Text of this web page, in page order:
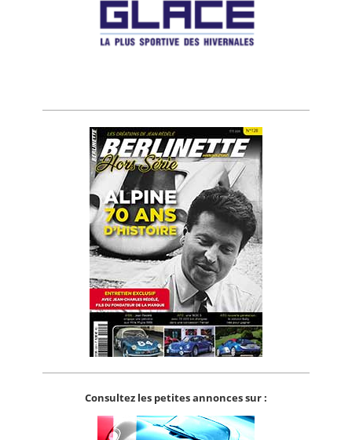
Consultez les petites annonces sur :